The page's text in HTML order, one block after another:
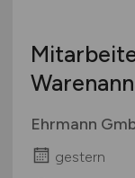
Ehrmann
gestern